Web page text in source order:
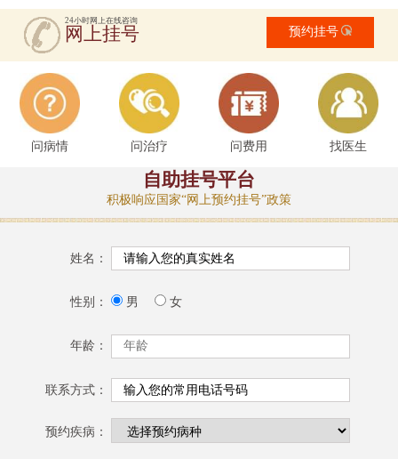
24小时网上在线咨询
网上挂号 预约挂号
问病情 问治疗 问费用 找医生
自助挂号平台
积极响应国家“网上预约挂号”政策
姓名：
性别： 男 女
年龄：
联系方式：
预约疾病：